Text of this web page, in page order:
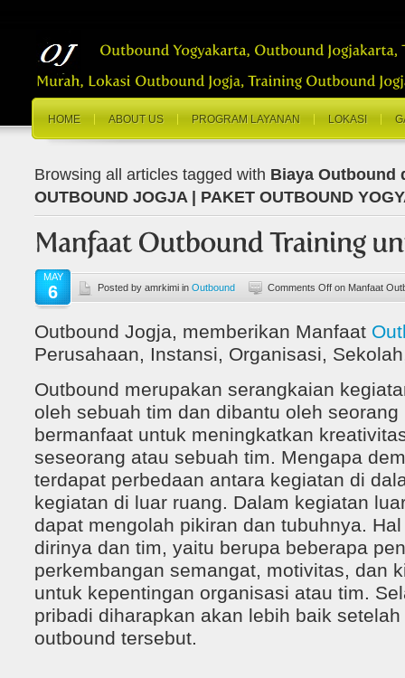
HOME ABOUT US PROGRAM LAYANAN LOKASI
Browsing all articles tagged with Biaya Outbound
OUTBOUND JOGJA | PAKET OUTBOUND
Posted by amrkimi in Outbound Comments Off on Manfaat
MAY
6
Outbound Jogja, memberikan Manfaat
Perusahaan, Instansi, Organisasi,
Outbound merupakan serangkaian
oleh sebuah tim dan dibantu oleh
bermanfaat untuk meningkatkan
seseorang atau sebuah tim. Mengapa
terdapat perbedaan antara kegiatan di
kegiatan di luar ruang. Dalam kegiatan
dapat mengolah pikiran dan tubuhnya.
dirinya dan tim, yaitu berupa beberapa
perkembangan semangat, motivitas, dan
untuk kepentingan organisasi atau tim.
pribadi diharapkan akan lebih baik
outbound tersebut.